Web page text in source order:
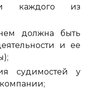
каждого из
должна быть
и ее
судимостей у